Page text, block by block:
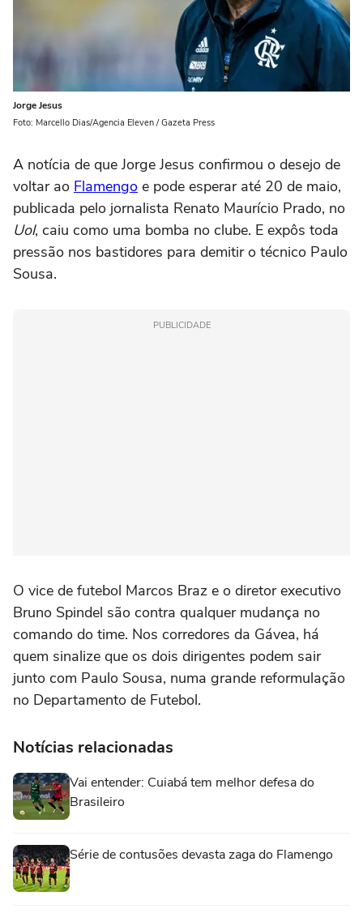
Jorge Jesus
Foto: Marcello Dias/Agencia Eleven / Gazeta Press
A notícia de que Jorge Jesus confirmou o desejo de
voltar ao Flamengo e pode esperar até 20 de maio,
publicada pelo jornalista Renato Maurício Prado, no
Uol, caiu como uma bomba no clube. E expôs toda
pressão nos bastidores para demitir o técnico Paulo
Sousa.
PUBLICIDADE
O vice de futebol Marcos Braz e o diretor executivo
Bruno Spindel são contra qualquer mudança no
comando do time. Nos corredores da Gávea, há
quem sinalize que os dois dirigentes podem sair
junto com Paulo Sousa, numa grande reformulação
no Departamento de Futebol.
Notícias relacionadas
Vai entender: Cuiabá tem melhor defesa do
Brasileiro
Série de contusões devasta zaga do Flamengo